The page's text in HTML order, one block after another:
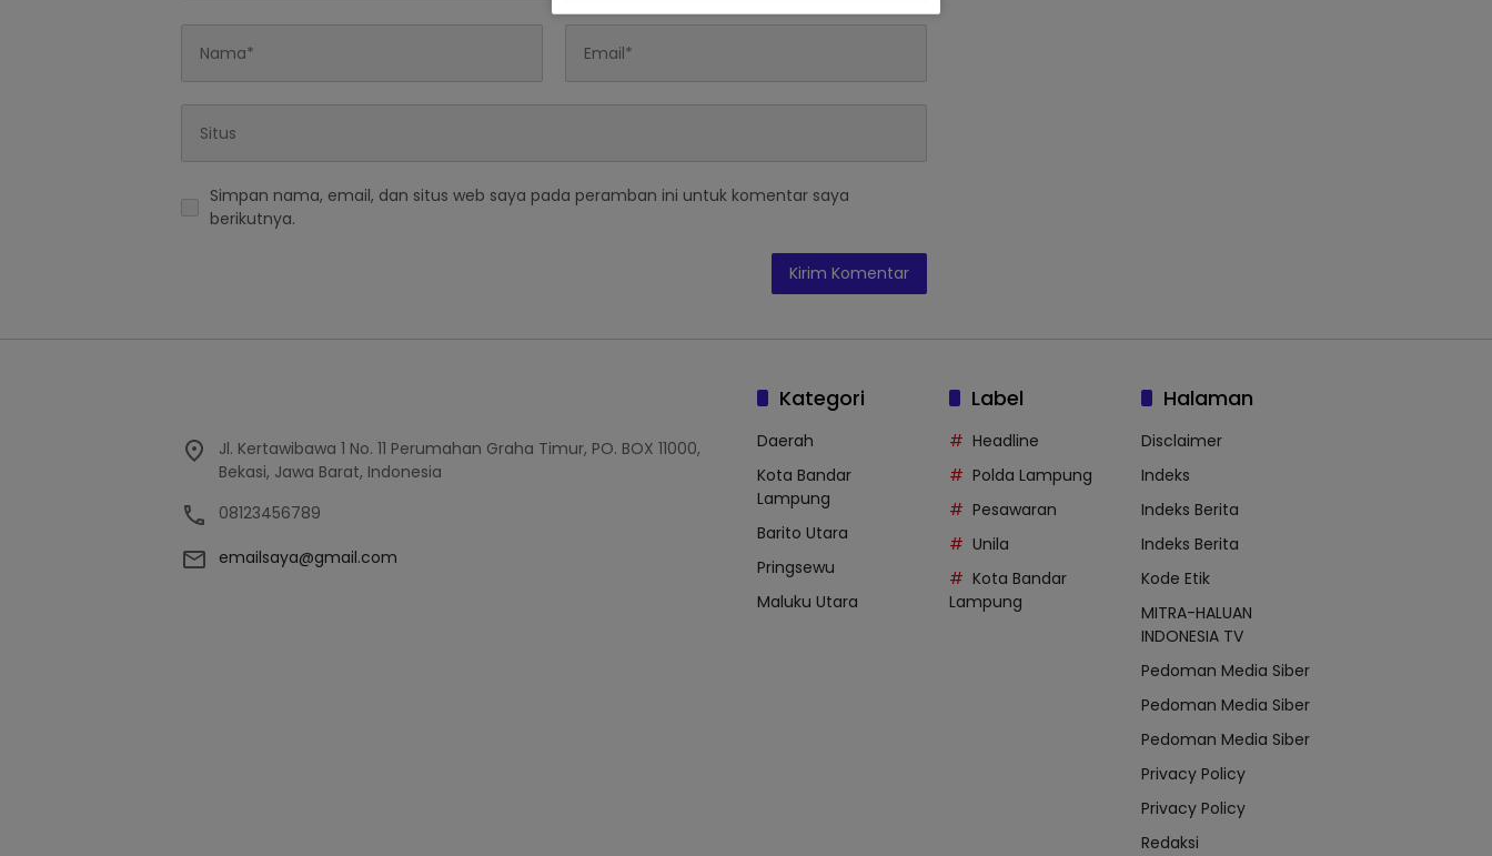
Simpan nama, email, dan situs web saya pada peramban ini untuk komentar saya
berikutnya.
Jl. Kertawibawa 1 No. 11 Perumahan Graha Timur, PO. BOX 11000,
Bekasi, Jawa Barat, Indonesia
08123456789
emailsaya@gmail.com
Kategori
Daerah
Kota Bandar
Lampung
Barito Utara
Pringsewu
Maluku Utara
Label
Headline
Polda Lampung
Pesawaran
Unila
Kota Bandar
Lampung
Halaman
Disclaimer
Indeks
Indeks Berita
Indeks Berita
Kode Etik
MITRA-HALUAN
INDONESIA TV
Pedoman Media Siber
Pedoman Media Siber
Pedoman Media Siber
Privacy Policy
Privacy Policy
Redaksi